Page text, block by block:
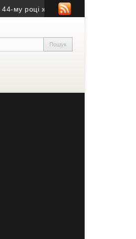
життя помер учасник АТО з